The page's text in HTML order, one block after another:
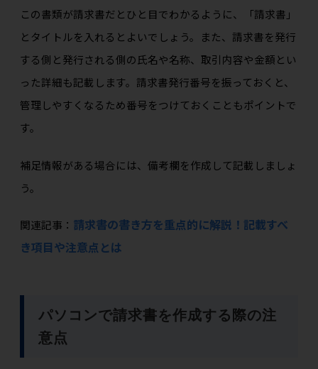
この書類が請求書だとひと目でわかるように、「請求書」
とタイトルを入れるとよいでしょう。また、請求書を発行
する側と発行される側の氏名や名称、取引内容や金額とい
った詳細も記載します。請求書発行番号を振っておくと、
管理しやすくなるため番号をつけておくこともポイントで
す。
補足情報がある場合には、備考欄を作成して記載しましょ
う。
関連記事： 請求書の書き方を重点的に解説！記載すべ
き項目や注意点とは
パソコンで請求書を作成する際の注
意点